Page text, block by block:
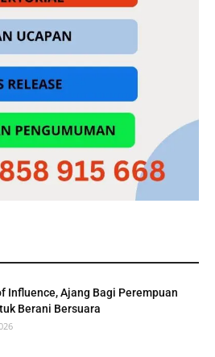
Influence, Ajang Bagi Perempuan
Berani Bersuara